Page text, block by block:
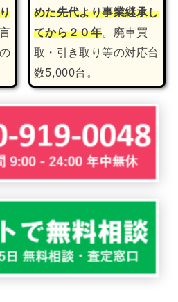
めた先代より事業継承し
てから２０年。廃車買
取・引き取り等の対応台
数5,000台。